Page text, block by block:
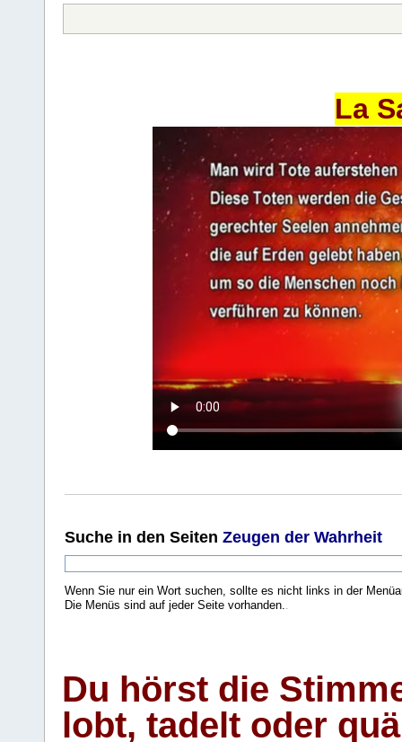
La
Suche in den Seiten Zeugen der Wahrheit
Wenn Sie nur ein Wort suchen, sollte es nicht links in der
Die Menüs sind auf jeder Seite vorhanden..
Du hörst die
lobt, tadelt oder